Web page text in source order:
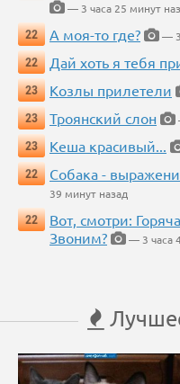
— 3 часа 25 минут
22
А моя-то где?
— 3
22
Дай хоть я тебя
23
Козлы прилетели
23
Троянский слон
23
Кеша красивый...
22
Собака -
39 минут назад
22
Вот, смотри:
Звоним?
— 3 часа